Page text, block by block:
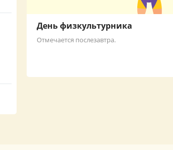
День физкультурника
Отмечается послезавтра.